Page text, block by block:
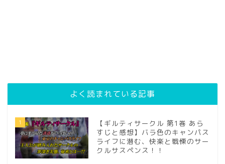
よく読まれている記事
1
【ギルティサークル 第1巻 あら
すじと感想】バラ色のキャンパス
ライフに潜む、快楽と戦慄のサー
クルサスペンス！！